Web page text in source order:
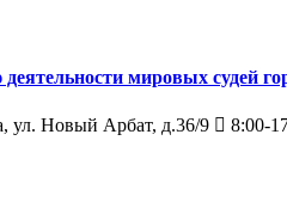
мировых судей
ул. Новый Арбат, д.36/9 8:00-